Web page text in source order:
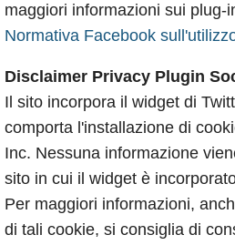
maggiori informazioni sui plug-
Normativa Facebook
Disclaimer Privacy Plugin
Il sito incorpora il widget di
comporta l'installazione di
Inc. Nessuna informazione
sito in cui il widget è
Per maggiori informazioni,
di tali cookie, si consiglia di